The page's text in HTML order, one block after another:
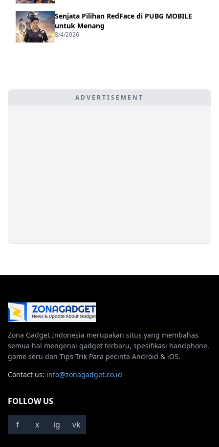
Senjata Pilihan RedFace di PUBG MOBILE
untuk Menang
8/4/2026
ADVERTISEMENT
Zona Gadget Indonesia merupakan situs yang membahas
semua hal mengenai gadget terbaru, spesifikasi handphone,
game seru dan Tips Trik Para pecinta Android & iOS.
Contact us: info@zonagadget.co.id
FOLLOW US
f x ig vk